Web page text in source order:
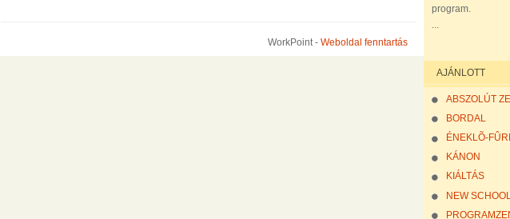
WorkPoint - Weboldal fenntartás
program.
...
AJÁNLOTT
ABSZOLÚT
BORDAL
ÉNEKLÕ-
KÁNON
KIÁLTÁS
NEW SCHOOL